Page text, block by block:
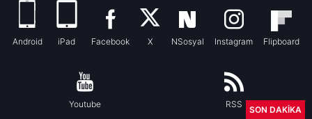
Android iPad Facebook X NSosyal Instagram Flipboard
Youtube RSS
SON DAKİKA